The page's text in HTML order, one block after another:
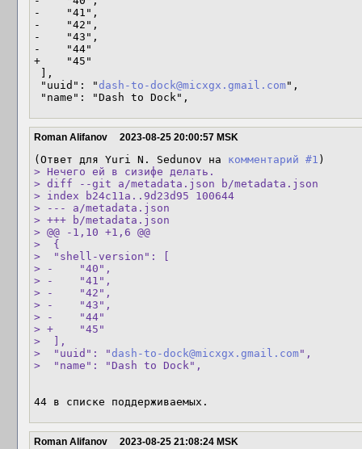
-    "41",
-    "42",
-    "43",
-    "44"
+    "45"
"uuid": "dash-to-dock@micxgx.gmail.com",
"name": "Dash to Dock",
Roman Alifanov 2023-08-25 20:00:57 MSK
(Ответ для Yuri N. Sedunov на комментарий #1
> Нечего ей в сизифе делать.
> diff --git a/metadata.json b/metadata.json
> index b24c11a..9d23d95 100644
> --- a/metadata.json
> +++ b/metadata.json
> @@ -1,10 +1,6 @@
>  {
>  "shell-version": [
> -    "40",
> -    "41",
> -    "42",
> -    "43",
> -    "44"
> +    "45"
>  ],
>  "uuid": "dash-to-dock@micxgx.gmail.com",
>  "name": "Dash to Dock",
44 в списке поддерживаемых.
Roman Alifanov 2023-08-25 21:08:24 MSK